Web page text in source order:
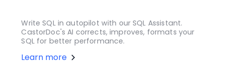
Write SQL in autopilot with our SQL Assistant.
CastorDoc's AI corrects, improves, formats your
SQL for better performance.
Learn more